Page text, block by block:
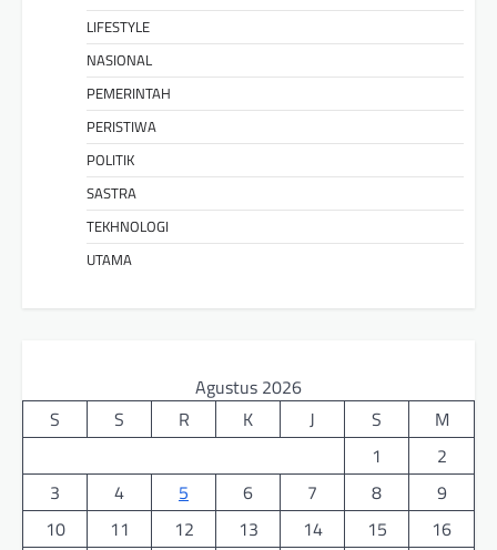
LIFESTYLE
NASIONAL
PEMERINTAH
PERISTIWA
POLITIK
SASTRA
TEKHNOLOGI
UTAMA
Agustus 2026
S
S R K J S
M
1
2
3
4 5 6 7 8
9
10
11 12 13 14 15
16